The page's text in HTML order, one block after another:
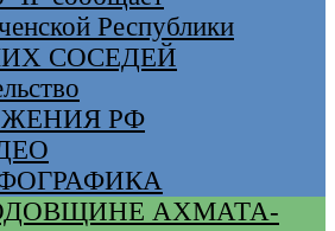
Республики
СОСЕДЕЙ
РФ
АХМАТА-